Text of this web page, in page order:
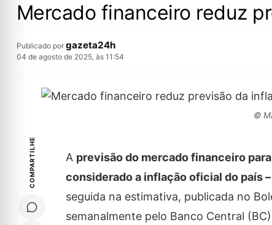
Mercado financeiro reduz
Publicado por gazeta24h
04 de agosto de 2025, às 11:54
©
COMPARTILHE A previsão do mercado financeiro
considerado a inflação oficial do país
seguida na estimativa, publicada no
semanalmente pelo Banco Central